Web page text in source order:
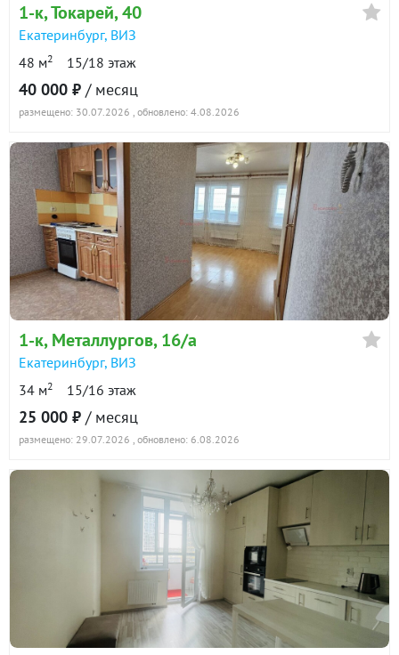
1-к, Токарей, 40
Екатеринбург, ВИЗ
48 м2 15/18 этаж
40 000 ₽ / месяц
размещено: 30.07.2026 , обновлено: 4.08.2026
1-к, Металлургов, 16/а
Екатеринбург, ВИЗ
34 м2 15/16 этаж
25 000 ₽ / месяц
размещено: 29.07.2026 , обновлено: 6.08.2026